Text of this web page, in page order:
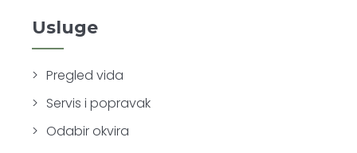
Usluge
Pregled vida
Servis i popravak
Odabir okvira